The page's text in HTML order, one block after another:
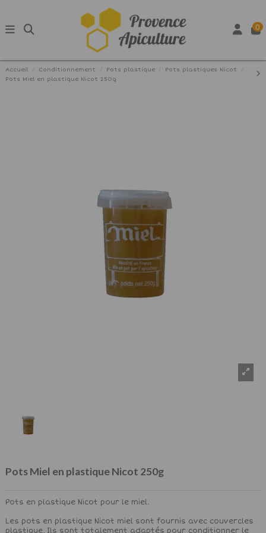
0
Accueil Conditionnement Pots plastique
Pots plastiques Nicot
Pots Miel en plastique Nicot 250g
Pots Miel en plastique Nicot 250g
Pots en plastique Nicot pour le miel.
Les pots en plastique Nicot miel sont fournis avec couvercles
plastique. Ils sont totalement adaptés pour conditionner le